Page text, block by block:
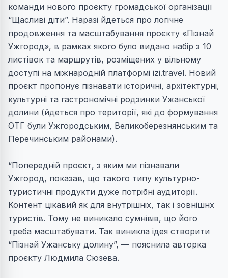
команди нового проєкту громадської організації
“Щасливі діти”. Наразі йдеться про логічне
продовження та масштабування проєкту «Пізнай
Ужгород», в рамках якого було видано набір з 10
листівок та маршрутів, розміщених у вільному
доступі на міжнародній платформі izi.travel. Новий
проєкт пропонує пізнавати історичні, архітектурні,
культурні та гастрономічні родзинки Ужанської
долини (йдеться про території, які до формування
ОТГ були Ужгородським, Великоберезнянським та
Перечинським районами).
“Попередній проєкт, з яким ми пізнавали
Ужгород, показав, що такого типу культурно-
туристичні продукти дуже потрібні аудиторії.
Контент цікавий як для внутрішніх, так і зовнішнх
туристів. Тому не виникало сумнівів, що його
треба масштабувати. Так виникла ідея створити
“Пізнай Ужанську долину”, — пояснила авторка
проєкту Людмила Сюзева.